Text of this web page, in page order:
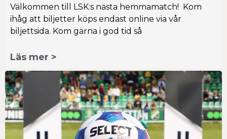
Välkommen till LSK:s nästa hemmamatch! Kom
ihåg att biljetter köps endast online via vår
biljettsida. Kom gärna i god tid så
Läs mer >